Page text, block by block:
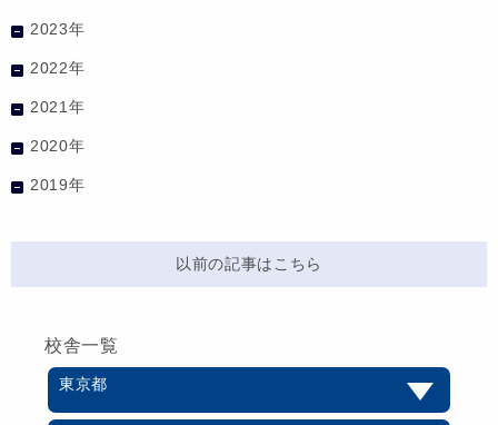
2023年
2022年
2021年
2020年
2019年
以前の記事はこちら
校舎一覧
東京都